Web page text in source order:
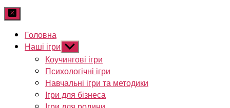
Головна
Наші ігри Показати
підменю
Коучингові ігри
Психологічні ігри
Навчальні ігри та методики
Ігри для бізнеса